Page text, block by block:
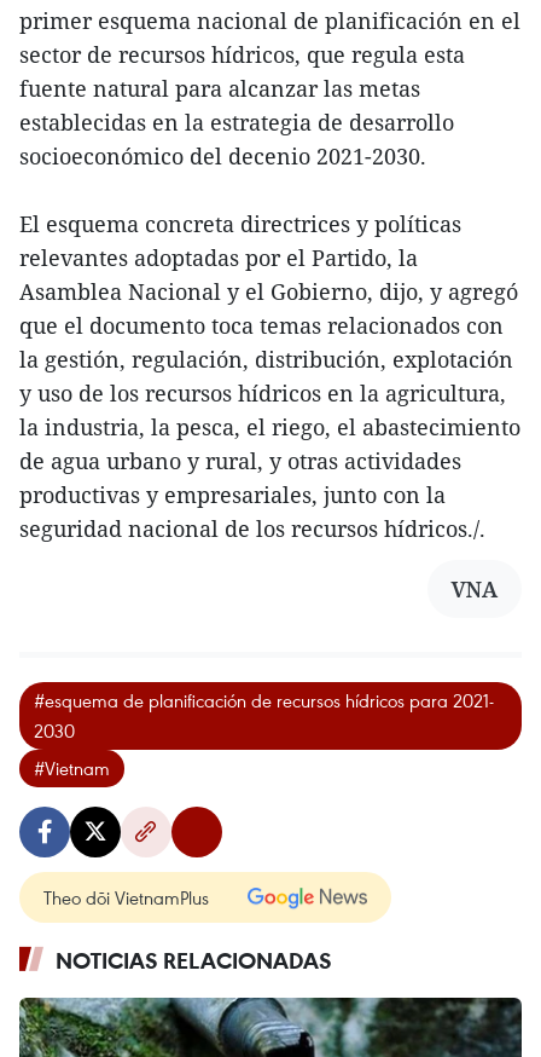
primer esquema nacional de planificación en el
sector de recursos hídricos, que regula esta
fuente natural para alcanzar las metas
establecidas en la estrategia de desarrollo
socioeconómico del decenio 2021-2030.
El esquema concreta directrices y políticas
relevantes adoptadas por el Partido, la
Asamblea Nacional y el Gobierno, dijo, y agregó
que el documento toca temas relacionados con
la gestión, regulación, distribución, explotación
y uso de los recursos hídricos en la agricultura,
la industria, la pesca, el riego, el abastecimiento
de agua urbano y rural, y otras actividades
productivas y empresariales, junto con la
seguridad nacional de los recursos hídricos./.
VNA
#esquema de planificación de recursos hídricos para 2021-
2030
#Vietnam
Theo dõi VietnamPlus
NOTICIAS RELACIONADAS